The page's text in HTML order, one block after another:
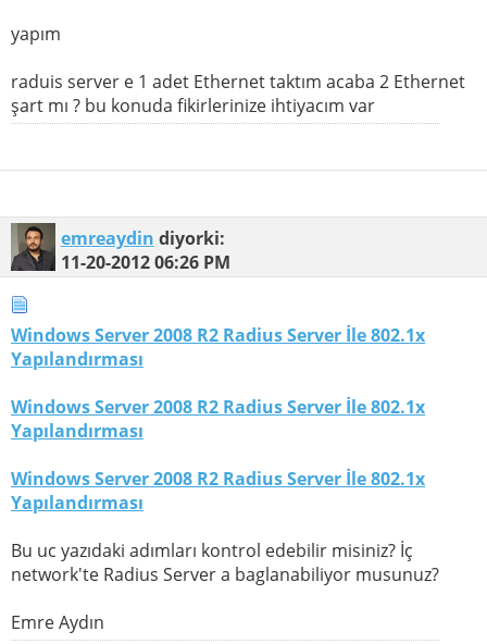
yapım
raduis server e 1 adet Ethernet taktım acaba 2 Ethernet
şart mı ? bu konuda fikirlerinize ihtiyacım var
emreaydin diyorki:
11-20-201206:26 PM
Windows Server 2008 R2 Radius Server İle 802.1x
Yapılandırması
Windows Server 2008 R2 Radius Server İle 802.1x
Yapılandırması
Windows Server 2008 R2 Radius Server İle 802.1x
Yapılandırması
Bu uc yazıdaki adımları kontrol edebilir misiniz? İç
network'te Radius Server a baglanabiliyor musunuz?
Emre Aydın